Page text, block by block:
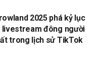
2025 phá kỷ lục
livestream đông người
trong lịch sử TikTok